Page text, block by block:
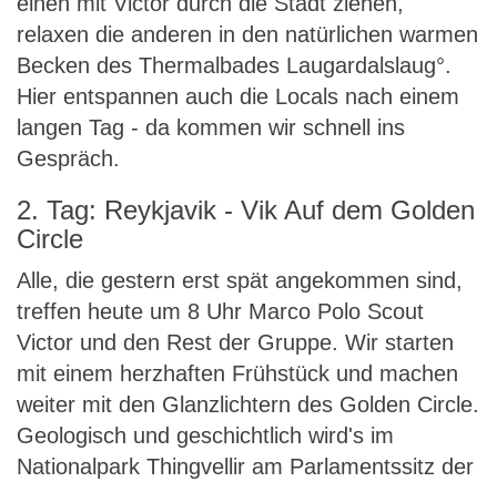
relaxen die anderen in den natürlichen warmen
Becken des Thermalbades Laugardalslaug°.
Hier entspannen auch die Locals nach einem
langen Tag - da kommen wir schnell ins
Gespräch.
2. Tag: Reykjavik - Vik Auf dem Golden
Circle
Alle, die gestern erst spät angekommen sind,
treffen heute um 8 Uhr Marco Polo Scout
Victor und den Rest der Gruppe. Wir starten
mit einem herzhaften Frühstück und machen
weiter mit den Glanzlichtern des Golden Circle.
Geologisch und geschichtlich wird's im
Nationalpark Thingvellir am Parlamentssitz der